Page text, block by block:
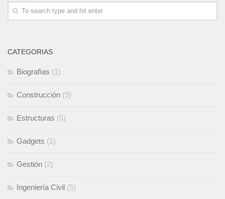
CATEGORIAS
Biografías (1)
Construcción (9)
Estructuras (5)
Gadgets (1)
Gestión (2)
Ingeniería Civil (5)